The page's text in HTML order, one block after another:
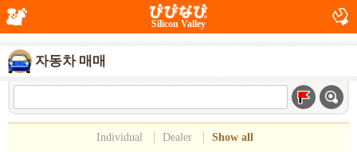
Silicon Valley
자동차 매매
Individual Dealer Show all